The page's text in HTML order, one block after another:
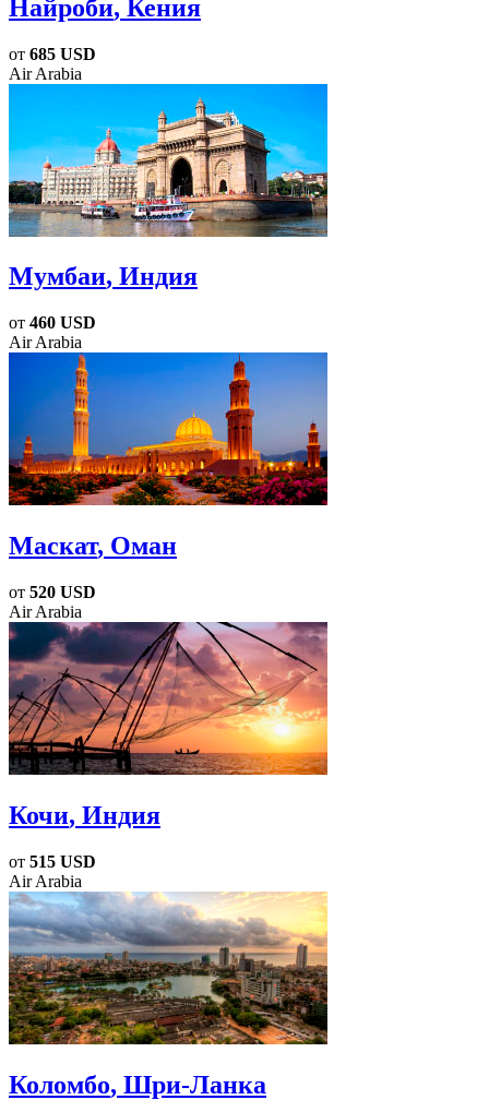
Найроби, Кения
от 685 USD
Air Arabia
Мумбаи, Индия
от 460 USD
Air Arabia
Маскат, Оман
от 520 USD
Air Arabia
Кочи, Индия
от 515 USD
Air Arabia
Коломбо, Шри-Ланка